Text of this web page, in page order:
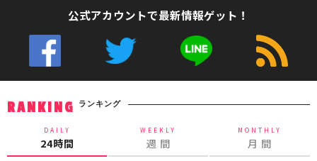
公式アカウントで最新情報ゲット！
RANKING ランキング
DAILY
24時間
WEEKLY
週 間
MONTHLY
月 間